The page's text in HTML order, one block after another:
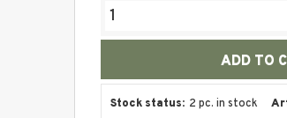
Stock status 2 pc. in stock